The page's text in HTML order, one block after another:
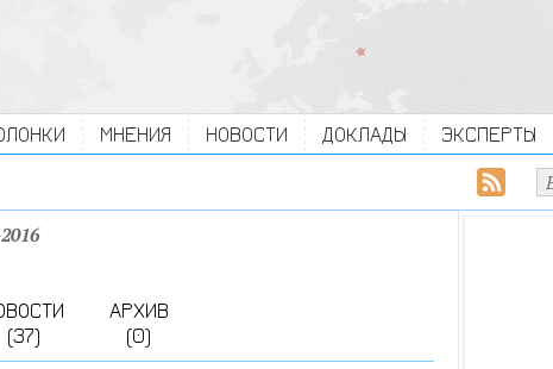
МНЕНИЯ НОВОСТИ ДОКЛАДЫ ЭКСПЕРТЫ
(37)
АРХИВ
(0)